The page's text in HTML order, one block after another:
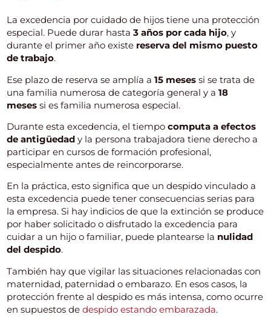
La excedencia por cuidado de hijos tiene una protección
especial. Puede durar hasta3 años por cada hijo, y
durante el primer año existe reserva del mismo puesto
de trabajo.
Ese plazo de reserva se amplía a15 meses si se trata de
una familia numerosa de categoría general y a18
meses si es familia numerosa especial.
Durante esta excedencia, el tiempocomputa a efectos
de antigüedad y la persona trabajadora tiene derecho a
participar en cursos de formación profesional,
especialmente antes de reincorporarse.
En la práctica, esto significa que un despido vinculado a
esta excedencia puede tener consecuencias serias para
la empresa. Si hay indicios de que la extinción se produce
por haber solicitado o disfrutado la excedencia para
cuidar a un hijo o familiar, puede plantearse la nulidad
del despido.
También hay que vigilar las situaciones relacionadas con
maternidad, paternidad o embarazo. En esos casos, la
protección frente al despido es más intensa, como ocurre
en supuestos dedespido estando embarazada.